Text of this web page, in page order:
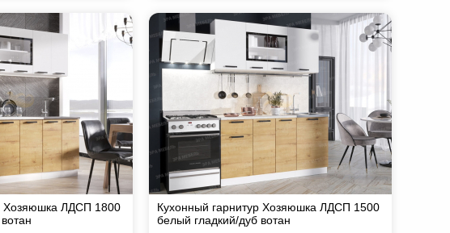
Хозяюшка ЛДСП 1800
Кухонный гарнитур Хозяюшка ЛДСП 1500
белый гладкий/дуб вотан